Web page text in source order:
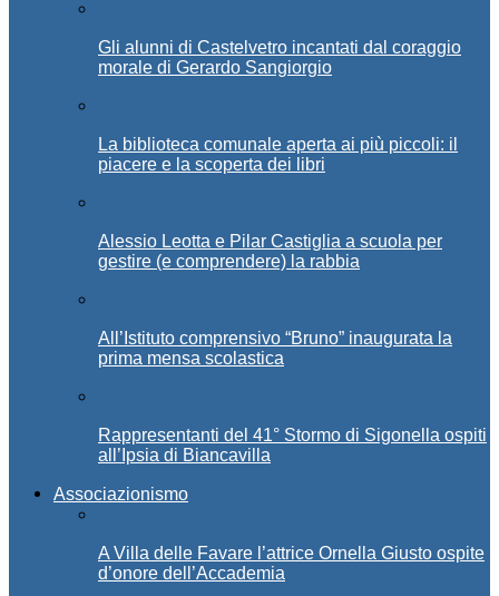
Gli alunni di Castelvetro incantati dal coraggio
morale di Gerardo Sangiorgio
La biblioteca comunale aperta ai più piccoli: il
piacere e la scoperta dei libri
Alessio Leotta e Pilar Castiglia a scuola per
gestire (e comprendere) la rabbia
All’Istituto comprensivo “Bruno” inaugurata la
prima mensa scolastica
Rappresentanti del 41° Stormo di Sigonella ospiti
all’Ipsia di Biancavilla
Associazionismo
A Villa delle Favare l’attrice Ornella Giusto ospite
d’onore dell’Accademia